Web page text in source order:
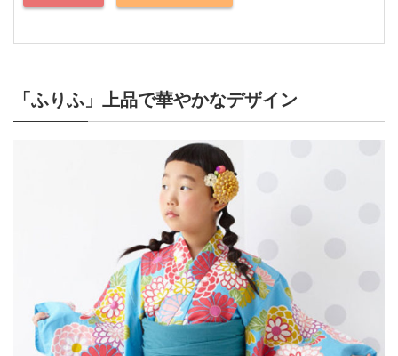
「ふりふ」上品で華やかなデザイン